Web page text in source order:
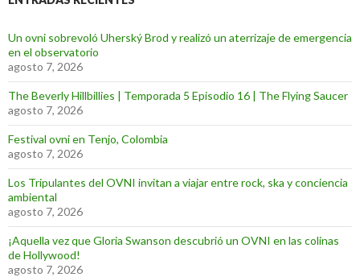
Un ovni sobrevoló Uherský Brod y realizó un aterrizaje de emergencia
en el observatorio
agosto 7, 2026
The Beverly Hillbillies | Temporada 5 Episodio 16 | The Flying Saucer
agosto 7, 2026
Festival ovni en Tenjo, Colombia
agosto 7, 2026
Los Tripulantes del OVNI invitan a viajar entre rock, ska y conciencia
ambiental
agosto 7, 2026
¡Aquella vez que Gloria Swanson descubrió un OVNI en las colinas
de Hollywood!
agosto 7, 2026